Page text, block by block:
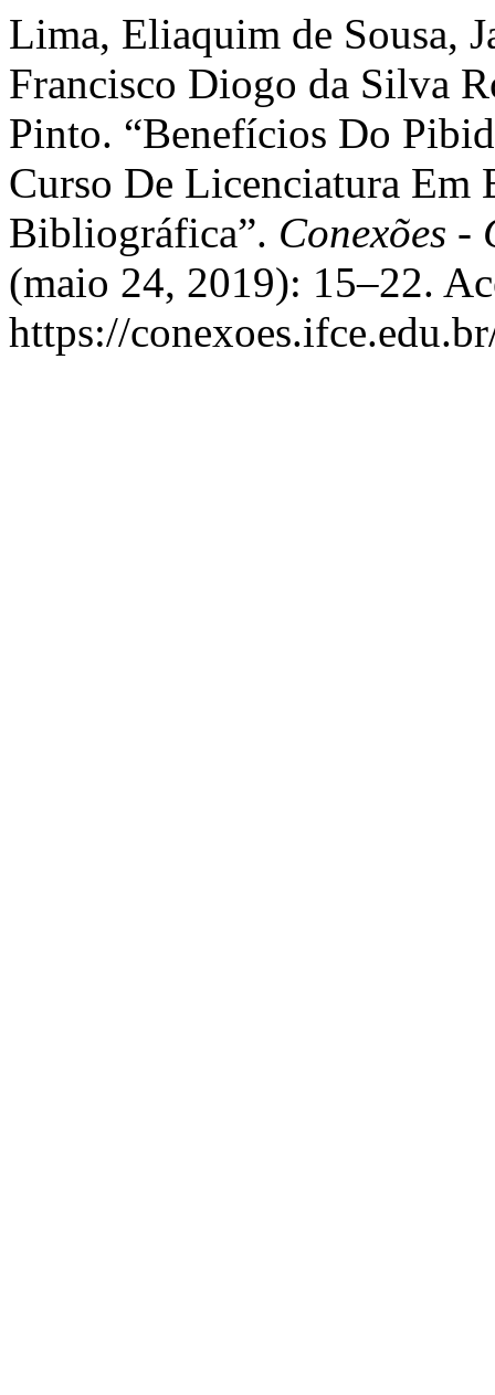
Lima, Eliaquim de Sousa,
Francisco Diogo da Silva
Pinto. “Benefícios Do
Curso De Licenciatura Em
Bibliográfica”. Conexões -
(maio 24, 2019): 15–22.
https://